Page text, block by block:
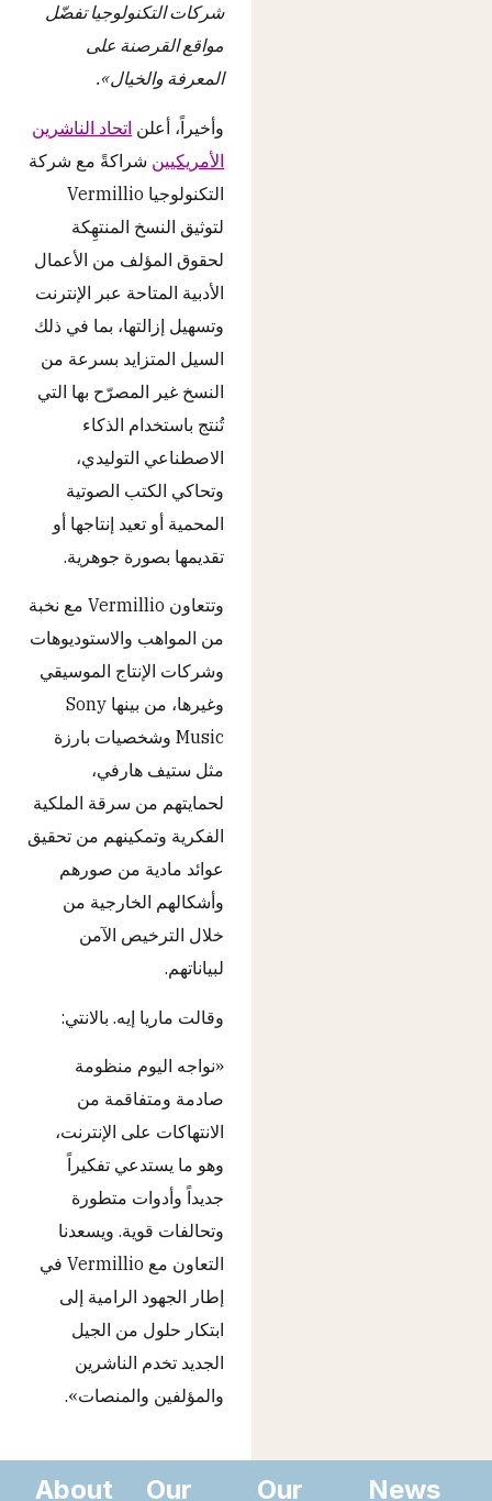
شركات التكنولوجيا تفضّل
مواقع القرصنة على
المعرفة والخيال».
وأخيراً، أعلن اتحاد الناشرين
الأمريكيين شراكةً مع شركة
التكنولوجيا Vermillio
لتوثيق النسخ المنتهِكة
لحقوق المؤلف من الأعمال
الأدبية المتاحة عبر الإنترنت
وتسهيل إزالتها، بما في ذلك
السيل المتزايد بسرعة من
النسخ غير المصرّح بها التي
تُنتج باستخدام الذكاء
الاصطناعي التوليدي،
وتحاكي الكتب الصوتية
المحمية أو تعيد إنتاجها أو
تقديمها بصورة جوهرية.
وتتعاون Vermillio مع نخبة
من المواهب والاستوديوهات
وشركات الإنتاج الموسيقي
وغيرها، من بينها Sony
Music وشخصيات بارزة
مثل ستيف هارفي،
لحمايتهم من سرقة الملكية
الفكرية وتمكينهم من تحقيق
عوائد مادية من صورهم
وأشكالهم الخارجية من
خلال الترخيص الآمن
لبياناتهم.
وقالت ماريا إيه. بالانتي:
«نواجه اليوم منظومة
صادمة ومتفاقمة من
الانتهاكات على الإنترنت،
وهو ما يستدعي تفكيراً
جديداً وأدوات متطورة
وتحالفات قوية. ويسعدنا
التعاون مع Vermillio في
إطار الجهود الرامية إلى
ابتكار حلول من الجيل
الجديد تخدم الناشرين
والمؤلفين والمنصات».
About
Our
Our
News